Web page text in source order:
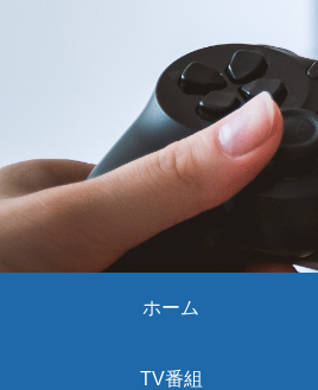
ホーム
TV番組